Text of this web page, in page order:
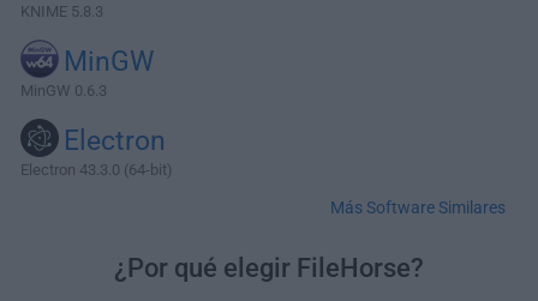
KNIME 5.8.3
MinGW
MinGW 0.6.3
Electron
Electron 43.3.0 (64-bit)
Más Software Similares
¿Por qué elegir FileHorse?